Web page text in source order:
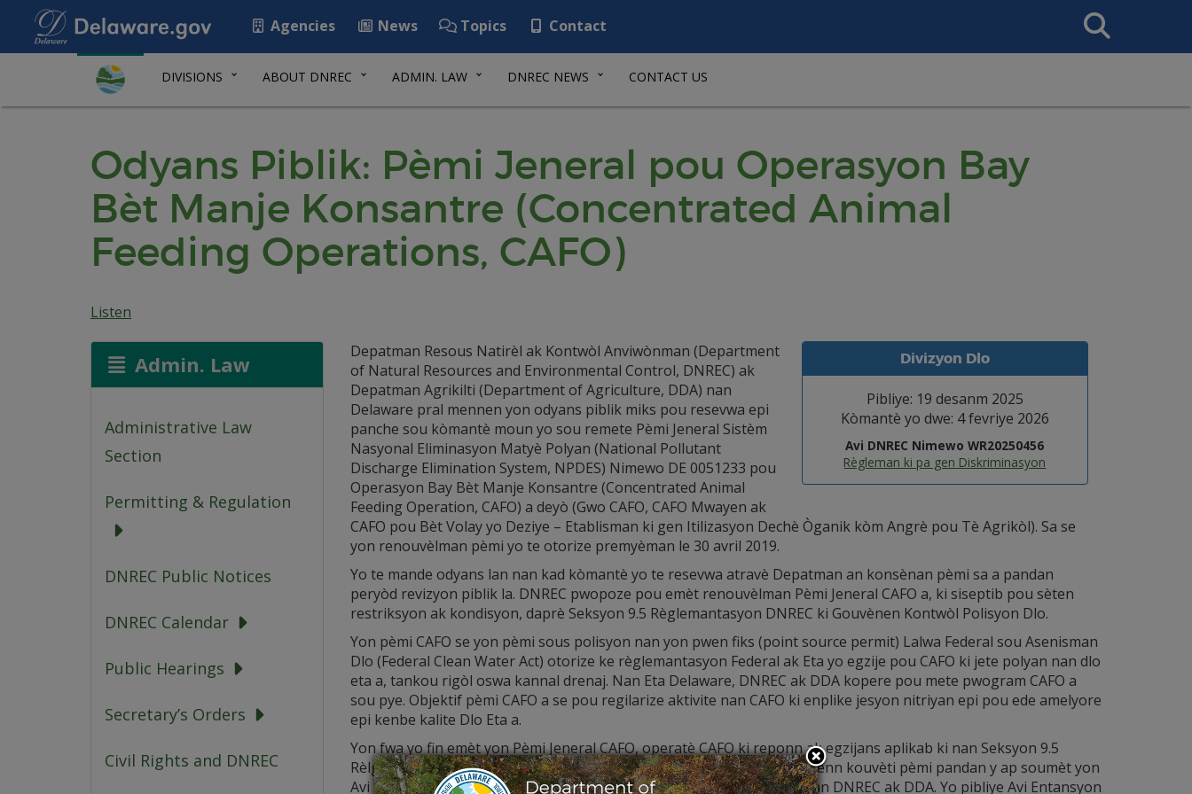
Agencies News Topics Contact
Search
This
DIVISIONS ABOUT DNREC ADMIN. LAW DNREC NEWS CONTACT US
Odyans Piblik: Pèmi Jeneral pou Operasyon Bay
Bèt Manje Konsantre (Concentrated Animal
Feeding Operations, CAFO)
Listen
Admin. Law
Administrative Law
Section
Permitting & Regulation
DNREC Public Notices
DNREC Calendar
Public Hearings
Secretary’s Orders
Civil Rights and DNREC
Divizyon Dlo
Pibliye: 19 desanm 2025
Kòmantè yo dwe: 4 fevriye 2026
Avi DNREC Nimewo WR20250456
Règleman ki pa gen Diskriminasyon
Depatman Resous Natirèl ak Kontwòl Anviwònman (Department
of Natural Resources and Environmental Control, DNREC) ak
Depatman Agrikilti (Department of Agriculture, DDA) nan
Delaware pral mennen yon odyans piblik miks pou resevwa epi
panche sou kòmantè moun yo sou remete Pèmi Jeneral Sistèm
Nasyonal Eliminasyon Matyè Polyan (National Pollutant
Discharge Elimination System, NPDES) Nimewo DE 0051233 pou
Operasyon Bay Bèt Manje Konsantre (Concentrated Animal
Feeding Operation, CAFO) a deyò (Gwo CAFO, CAFO Mwayen ak
CAFO pou Bèt Volay yo Deziye – Etablisman ki gen Itilizasyon Dechè Òganik kòm Angrè pou Tè Agrikòl). Sa se
yon renouvèlman pèmi yo te otorize premyèman le 30 avril 2019.
Yo te mande odyans lan nan kad kòmantè yo te resevwa atravè Depatman an konsènan pèmi sa a pandan
peryòd revizyon piblik la. DNREC pwopoze pou emèt renouvèlman Pèmi Jeneral CAFO a, ki siseptib pou sèten
restriksyon ak kondisyon, daprè Seksyon 9.5 Règlemantasyon DNREC ki Gouvènen Kontwòl Polisyon Dlo.
Yon pèmi CAFO se yon pèmi sous polisyon nan yon pwen fiks (point source permit) Lalwa Federal sou Asenisman
Dlo (Federal Clean Water Act) otorize ke règlemantasyon Federal ak Eta yo egzije pou CAFO ki jete polyan nan dlo
eta a, tankou rigòl oswa kannal drenaj. Nan Eta Delaware, DNREC ak DDA kopere pou mete pwogram CAFO a
sou pye. Objektif pèmi CAFO a se pou regilarize aktivite nan CAFO ki enplike jesyon nitriyan epi pou ede amelyore
epi kenbe kalite Dlo Eta a.
Yon fwa yo fin emèt yon Pèmi Jeneral CAFO, operatè CAFO ki reponn ak egzijans aplikab ki nan Seksyon 9.5
Rèlglemantasyon DNREC ki Gouvènen Kontwòl Polisyon Dlo yo dwe jwenn kouvèti pèmi pandan y ap soumèt yon
Avi Entansyon ak yon Plan Jesyon Nitriyan byen ranpli pou revizyon nan DNREC ak DDA. Yo pibliye Avi Entansyon